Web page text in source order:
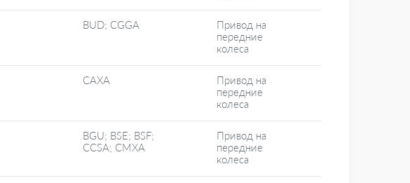
BUD; CGGA
Привод на
передние
колеса
CAXA
Привод на
передние
колеса
BGU; BSE; BSF;
CCSA; CMXA
Привод на
передние
колеса